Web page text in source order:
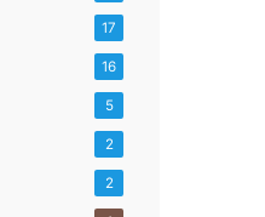
17
16
5
2
2